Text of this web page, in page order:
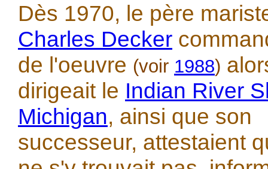
Dès 1970, le père
Charles Decker
de l'oeuvre (voir 1988)
dirigeait le Indian River
Michigan, ainsi que son
successeur, attestaient